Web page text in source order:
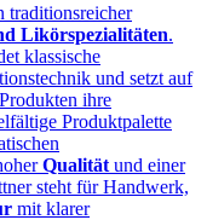
traditionsreicher
Likörspezialitäten.
klassische
und setzt auf
ihre
Produktpalette
Qualität und einer
steht für Handwerk,
mit klarer